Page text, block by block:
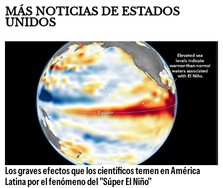
MÁS NOTICIAS DE ESTADOS
UNIDOS
Los graves efectos que los científicos temen en América
Latina por el fenómeno del "Súper El Niño"